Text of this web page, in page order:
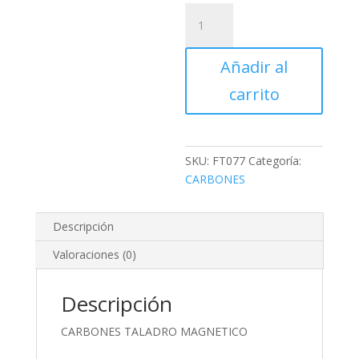
TALADRO
MAGNETICO
cantidadAñadir al
carrito
SKU: FT077 Categoría:
CARBONES
Descripción
Valoraciones (0)
Descripción
CARBONES TALADRO MAGNETICO